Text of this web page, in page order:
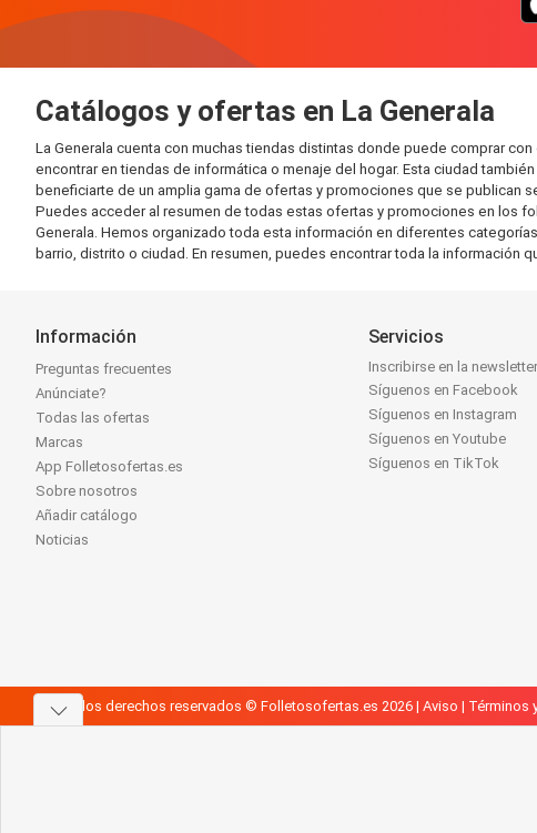
Catálogos y ofertas en La Generala
La Generala cuenta con muchas tiendas distintas donde puede comprar
encontrar en tiendas de informática o menaje del hogar. Esta ciudad
beneficiarte de un amplia gama de ofertas y promociones que se publican
Puedes acceder al resumen de todas estas ofertas y promociones en los
Generala. Hemos organizado toda esta información en diferentes
barrio, distrito o ciudad. En resumen, puedes encontrar toda la
Información
Preguntas frecuentes
Anúnciate?
Todas las ofertas
Marcas
App Folletosofertas.es
Sobre nosotros
Añadir catálogo
Noticias
Servicios
Inscribirse en la newsletter
Síguenos en Facebook
Síguenos en Instagram
Síguenos en Youtube
Síguenos en TikTok
Todos los derechos reservados © Folletosofertas.es 2026 | Aviso | Términos